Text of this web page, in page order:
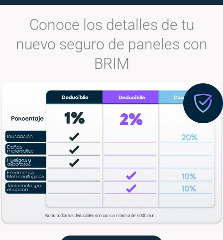
Conoce los detalles de tu
nuevo seguro de paneles con
BRIM